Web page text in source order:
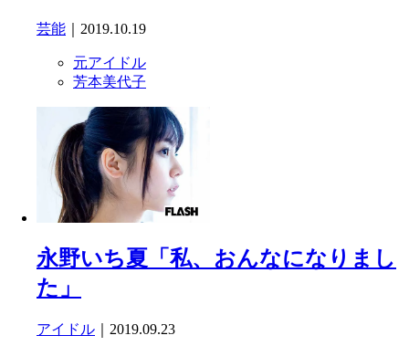
芸能 ｜2019.10.19
元アイドル
芳本美代子
永野いち夏「私、おんなになりまし
た」
アイドル ｜2019.09.23